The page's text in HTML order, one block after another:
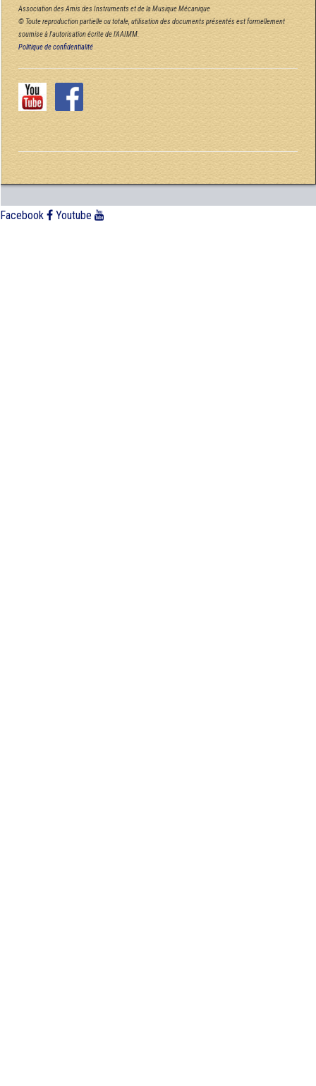
Association des Amis des Instruments et de la Musique Mécanique
© Toute reproduction partielle ou totale, utilisation des documents présentés est formellement
soumise à l'autorisation écrite de l'AAIMM.
Politique de confidentialité
Facebook Youtube